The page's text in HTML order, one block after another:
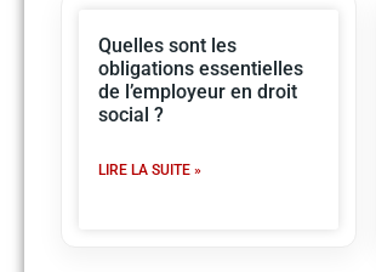
Quelles sont les
obligations essentielles
de l’employeur en droit
social ?
LIRE LA SUITE »